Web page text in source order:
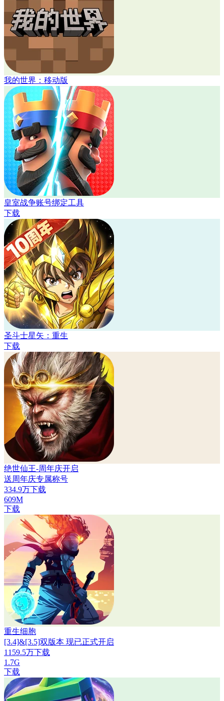
我的世界：移动版
皇室战争账号绑定工具
下载
圣斗士星矢：重生
下载
绝世仙王-周年庆开启
送周年庆专属称号
334.9万下载
609M
下载
重生细胞
[3.4]&[3.5]双版本 现已正式开启
1159.5万下载
1.7G
下载